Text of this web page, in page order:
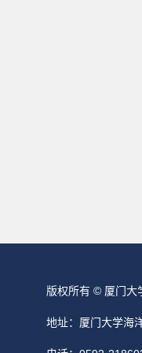
版权所有 © 厦门大
地址：厦门大学海